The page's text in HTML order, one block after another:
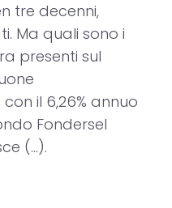
tre decenni,
Ma quali sono i
presenti sul
il 6,26% annuo
Fondersel
(...).